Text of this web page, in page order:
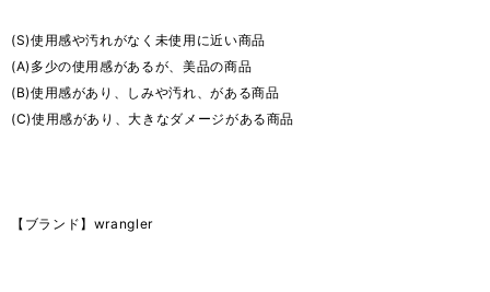
(S)使用感や汚れがなく未使用に近い商品
(A)多少の使用感があるが、美品の商品
(B)使用感があり、しみや汚れ、がある商品
(C)使用感があり、大きなダメージがある商品
【ブランド】wrangler